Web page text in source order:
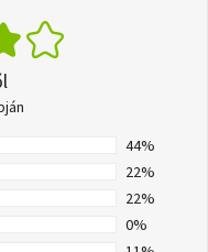
44%
22%
22%
0%